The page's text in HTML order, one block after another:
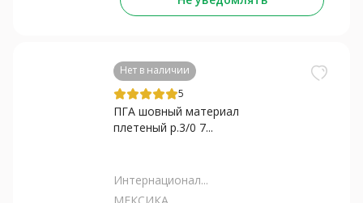
Нет в наличии
5
ПГА шовный материал
плетеный р.3/0 7...
Интернационал...